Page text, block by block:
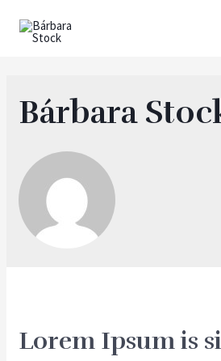
Bárbara
Lorem Ipsum is